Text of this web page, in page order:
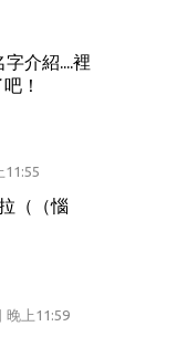
介紹....裡
！
11:55
（（惱
晚上11:59